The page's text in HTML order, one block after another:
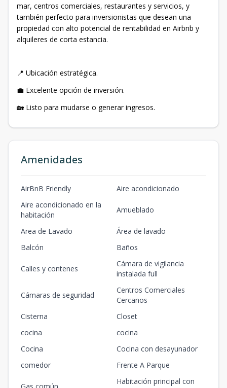
mar, centros comerciales, restaurantes y servicios, y
también perfecto para inversionistas que desean una
propiedad con alto potencial de rentabilidad en Airbnb y
alquileres de corta estancia.
📍 Ubicación estratégica.
💼 Excelente opción de inversión.
🏡 Listo para mudarse o generar ingresos.
Amenidades
AirBnB Friendly
Aire acondicionado
Aire acondicionado en la
habitación
Amueblado
Area de Lavado
Área de lavado
Balcón
Baños
Calles y contenes
Cámara de vigilancia
instalada full
Cámaras de seguridad
Centros Comerciales
Cercanos
Cisterna
Closet
cocina
cocina
Cocina
Cocina con desayunador
comedor
Frente A Parque
Habitación principal con